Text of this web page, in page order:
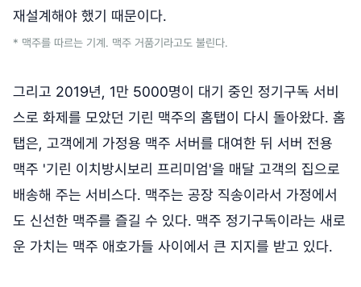
재설계해야 했기 때문이다.
* 맥주를 따르는 기계. 맥주 거품기라고도 불린다.
그리고 2019년, 1만 5000명이 대기 중인 정기구독 서비
스로 화제를 모았던 기린 맥주의 홈탭이 다시 돌아왔다. 홈
탭은, 고객에게 가정용 맥주 서버를 대여한 뒤 서버 전용
맥주 '기린 이치방시보리 프리미엄'을 매달 고객의 집으로
배송해 주는 서비스다. 맥주는 공장 직송이라서 가정에서
도 신선한 맥주를 즐길 수 있다. 맥주 정기구독이라는 새로
운 가치는 맥주 애호가들 사이에서 큰 지지를 받고 있다.